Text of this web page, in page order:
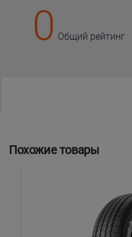
0 Общий рейтинг
Похожие товары